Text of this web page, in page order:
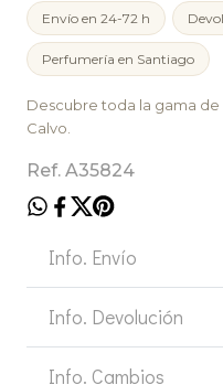
Envío en 24-72 h
Perfumería en Santiago
Descubre toda la gama de
Calvo.
Ref. A35824
Info. Envío
Info. Devolución
Info. Cambios